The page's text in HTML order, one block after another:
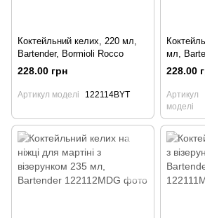
Коктейльний келих, 220 мл,
Bartender, Bormioli Rocco
228.00 грн
Артикул моделі 122114BYT
мл,
228.00
Артикул
моделі